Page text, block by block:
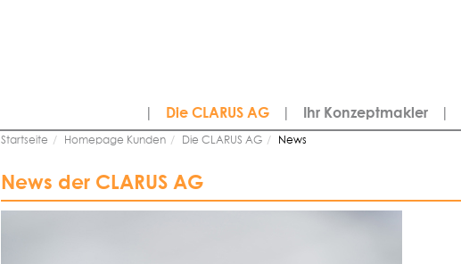
| Die CLARUS AG | Ihr Konzeptmakler |
Startseite Homepage Kunden Die CLARUS AG News
News der CLARUS AG